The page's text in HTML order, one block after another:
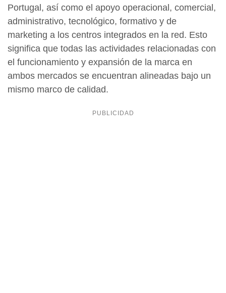
Portugal, así como el apoyo operacional, comercial,
administrativo, tecnológico, formativo y de
marketing a los centros integrados en la red. Esto
significa que todas las actividades relacionadas con
el funcionamiento y expansión de la marca en
ambos mercados se encuentran alineadas bajo un
mismo marco de calidad.